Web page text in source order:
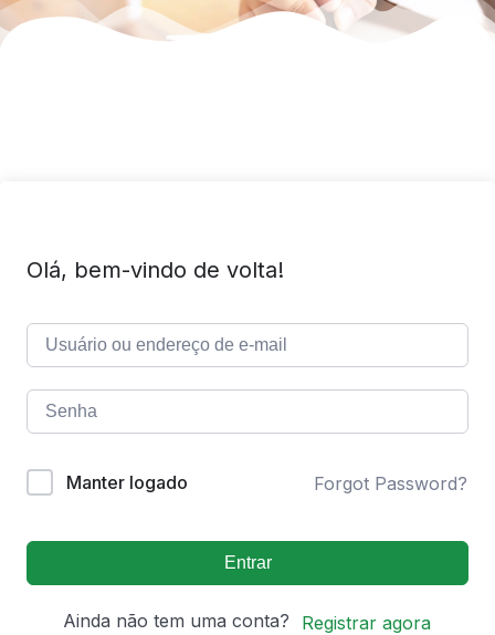
Olá, bem-vindo de volta!
Manter logado Forgot Password?
Entrar
Ainda não tem uma conta? Registrar agora